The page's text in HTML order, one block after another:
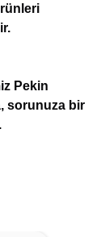
Pekin
sorunuza bir